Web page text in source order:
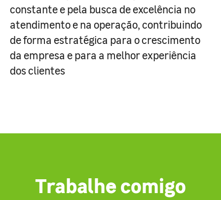
constante e pela busca de excelência no
atendimento e na operação, contribuindo
de forma estratégica para o crescimento
da empresa e para a melhor experiência
dos clientes
Trabalhe comigo